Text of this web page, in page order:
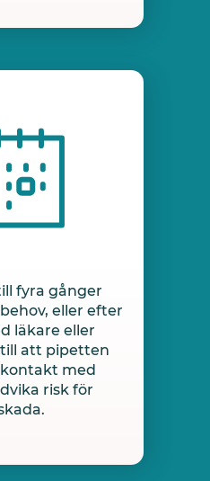
fyra gånger
eller efter
läkare eller
att pipetten
med
risk för